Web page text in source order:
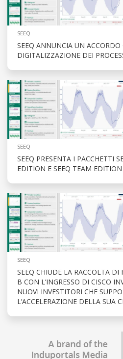
SEEQ
SEEQ ANNUNCIA UN
DIGITALIZZAZIONE DEI
SEEQ
SEEQ PRESENTA I PACCHETTI
EDITION E SEEQ TEAM EDITION
SEEQ
SEEQ CHIUDE LA RACCOLTA DI
B CON L’INGRESSO DI CISCO
NUOVI INVESTITORI CHE
L’ACCELERAZIONE DELLA SUA